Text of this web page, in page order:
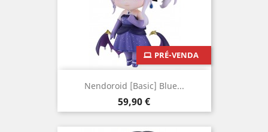
Nendoroid [Basic] Blue...
Preço
59,90 €
PRÉ-VENDA